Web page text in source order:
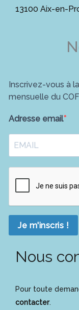
13100 Aix-en-
Inscrivez-vous à
mensuelle du
Adresse email
Je m'inscris !
Nous
Pour toute
contacter.